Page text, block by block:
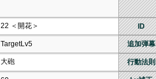
22 ＜開花＞ ID
TargetLv5 追加弾幕
大砲 行動法則